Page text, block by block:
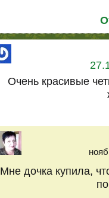
Очень красивые
Мне дочка купила,